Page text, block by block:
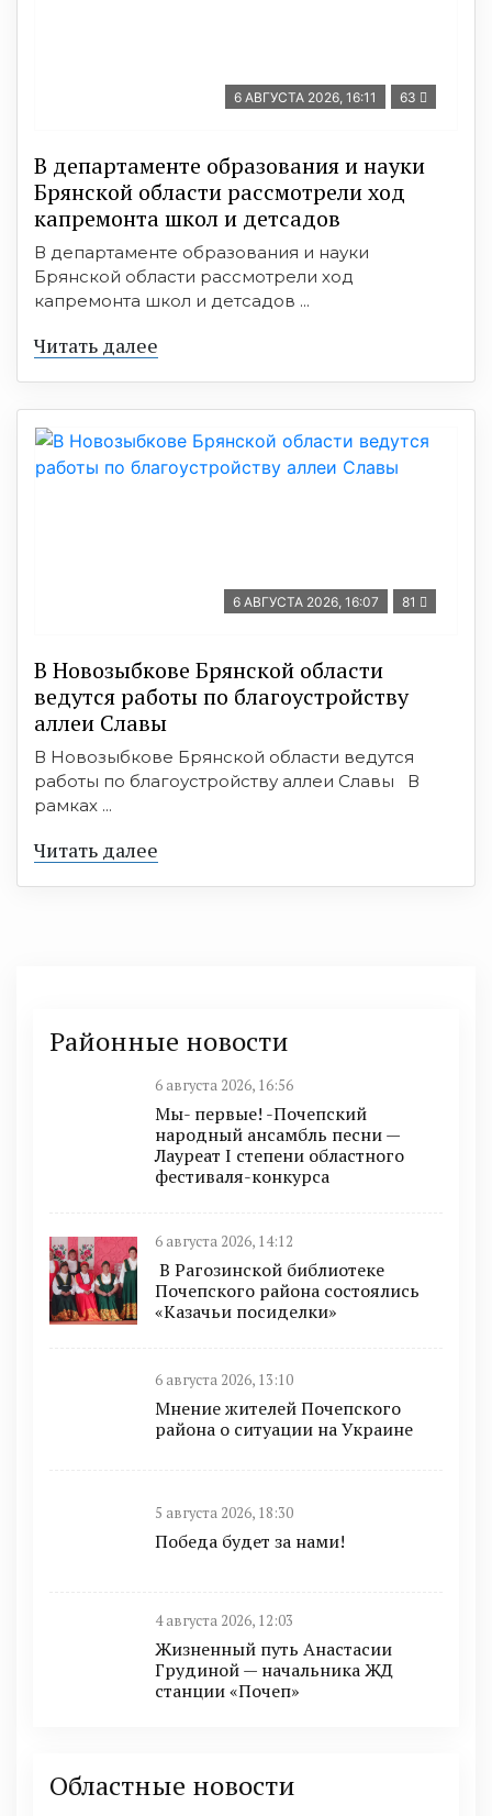
6 АВГУСТА 2026, 16:11 63
В департаменте образования и науки
Брянской области рассмотрели ход
капремонта школ и детсадов
В департаменте образования и науки
Брянской области рассмотрели ход
капремонта школ и детсадов ...
Читать далее
6 АВГУСТА 2026, 16:07 81
В Новозыбкове Брянской области
ведутся работы по благоустройству
аллеи Славы
В Новозыбкове Брянской области ведутся
работы по благоустройству аллеи Славы В
рамках ...
Читать далее
Районные новости
6 августа 2026, 16:56
Мы- первые! -Почепский
народный ансамбль песни —
Лауреат I степени областного
фестиваля-конкурса
6 августа 2026, 14:12
В Рагозинской библиотеке
Почепского района состоялись
«Казачьи посиделки»
6 августа 2026, 13:10
Мнение жителей Почепского
района о ситуации на Украине
5 августа 2026, 18:30
Победа будет за нами!
4 августа 2026, 12:03
Жизненный путь Анастасии
Грудиной — начальника ЖД
станции «Почеп»
Областные новости